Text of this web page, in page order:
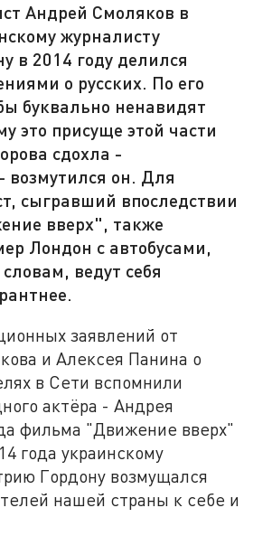
Андрей Смоляков в
журналисту
в 2014 году делился
о русских. По его
буквально ненавидят
это присуще этой части
сдохла -
возмутился он. Для
сыгравший впоследствии
вверх", также
Лондон с автобусами,
ведут себя
заявлений от
и Алексея Панина о
в Сети вспомнили
актёра - Андрея
фильма "Движение вверх"
года украинскому
Гордону возмущался
нашей страны к себе и